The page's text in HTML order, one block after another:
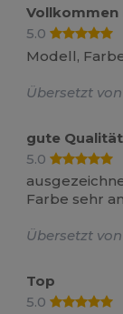
Vollkommen
5.0
Modell,
Übersetzt
gute Qualität
5.0
Farbe sehr
Übersetzt
Top
5.0